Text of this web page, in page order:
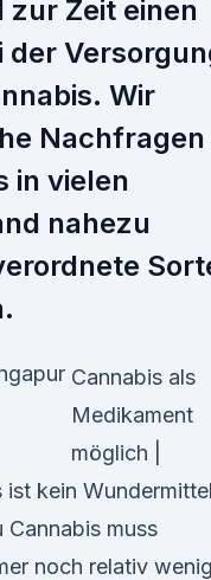
zur Zeit einen
der
Wir
Nachfragen
in vielen
nahezu
Cannabis als
Medikament
möglich |
kein
Cannabis muss
noch relativ wenig